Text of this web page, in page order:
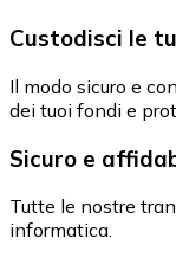
Custodisci le
Il modo sicuro e
dei tuoi fondi e
Sicuro e
Tutte le nostre
informatica.